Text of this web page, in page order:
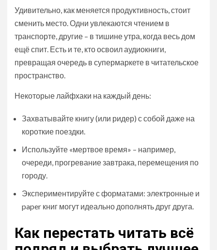
Удивительно, как меняется продуктивность, стоит
сменить место. Одни увлекаются чтением в
транспорте, другие – в тишине утра, когда весь дом
ещё спит. Есть и те, кто освоил аудиокниги,
превращая очередь в супермаркете в читательское
пространство.
Некоторые лайфхаки на каждый день:
Захватывайте книгу (или ридер) с собой даже на
короткие поездки.
Используйте «мертвое время» – например,
очереди, прогревание завтрака, перемещения по
городу.
Экспериментируйте с форматами: электронные и
paper книг могут идеально дополнять друг друга.
Как перестать читать всё